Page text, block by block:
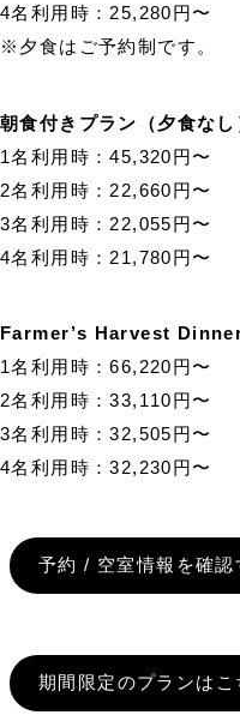
4名利用時：25,280円〜
※夕食はご予約制です。
朝食付きプラン（夕食なし
1名利用時：45,320円〜
2名利用時：22,660円〜
3名利用時：22,055円〜
4名利用時：21,780円〜
Farmer’s Harvest Dinner
1名利用時：66,220円〜
2名利用時：33,110円〜
3名利用時：32,505円〜
4名利用時：32,230円〜
予約 / 空室情報を確
期間限定のプランは